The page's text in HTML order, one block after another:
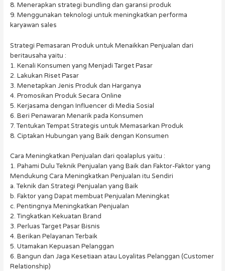
8. Menerapkan strategi bundling dan garansi produk
9. Menggunakan teknologi untuk meningkatkan performa
karyawan sales
Strategi Pemasaran Produk untuk Menaikkan Penjualan dari
beritausaha yaitu :
1. Kenali Konsumen yang Menjadi Target Pasar
2. Lakukan Riset Pasar
3. Menetapkan Jenis Produk dan Harganya
4. Promosikan Produk Secara Online
5. Kerjasama dengan Influencer di Media Sosial
6. Beri Penawaran Menarik pada Konsumen
7. Tentukan Tempat Strategis untuk Memasarkan Produk
8. Ciptakan Hubungan yang Baik dengan Konsumen
Cara Meningkatkan Penjualan dari qoalaplus yaitu :
1. Pahami Dulu Teknik Penjualan yang Baik dan Faktor-Faktor yang
Mendukung Cara Meningkatkan Penjualan itu Sendiri
a. Teknik dan Strategi Penjualan yang Baik
b. Faktor yang Dapat membuat Penjualan Meningkat
c. Pentingnya Meningkatkan Penjualan
2. Tingkatkan Kekuatan Brand
3. Perluas Target Pasar Bisnis
4. Berikan Pelayanan Terbaik
5. Utamakan Kepuasan Pelanggan
6. Bangun dan Jaga Kesetiaan atau Loyalitas Pelanggan (Customer
Relationship)